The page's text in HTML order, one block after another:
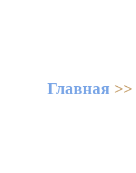
Главная >>